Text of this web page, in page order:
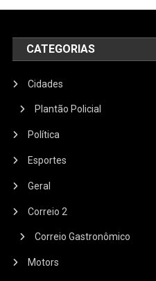
CATEGORIAS
Cidades
Plantão Policial
Política
Esportes
Geral
Correio 2
Correio Gastronômico
Motors